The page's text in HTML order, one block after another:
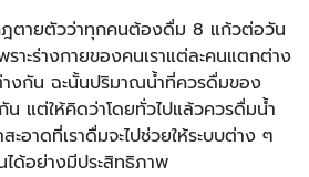
ฎตายตัวว่าทุกคนต้องดื่ม 8 แก้วต่อวัน
ราะร่างกายของคนเราแต่ละคนแตกต่าง
งกัน ฉะนั้นปริมาณน้ำที่ควรดื่มของ
น แต่ให้คิดว่าโดยทั่วไปแล้วควรดื่มน้ำ
อาดที่เราดื่มจะไปช่วยให้ระบบต่าง ๆ
ได้อย่างมีประสิทธิภาพ